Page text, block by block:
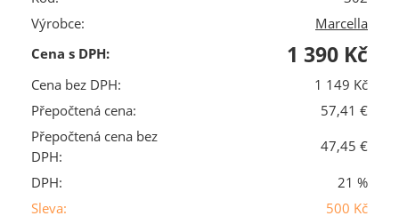
Výrobce:
Marcella
Cena s DPH:
1 390 Kč
Cena bez DPH:
1 149 Kč
Přepočtená cena:
57,41 €
Přepočtená cena bez
DPH:
47,45 €
DPH:
21 %
Sleva:
500 Kč